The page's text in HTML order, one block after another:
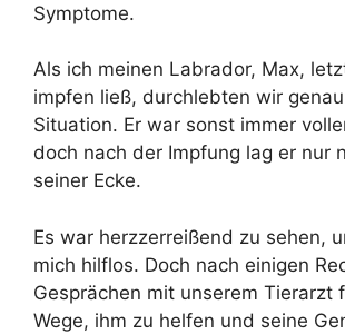
Symptome.
Als ich meinen Labrador, Max,
impfen ließ, durchlebten wir
Situation. Er war sonst immer
doch nach der Impfung lag er nur
seiner Ecke.
Es war herzzerreißend zu sehen,
mich hilflos. Doch nach einigen
Gesprächen mit unserem Tierarzt
Wege, ihm zu helfen und seine